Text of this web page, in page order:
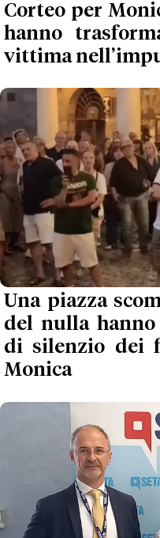
Corteo per
hanno
vittima
Una piazza
del nulla
di silenzio dei
Monica